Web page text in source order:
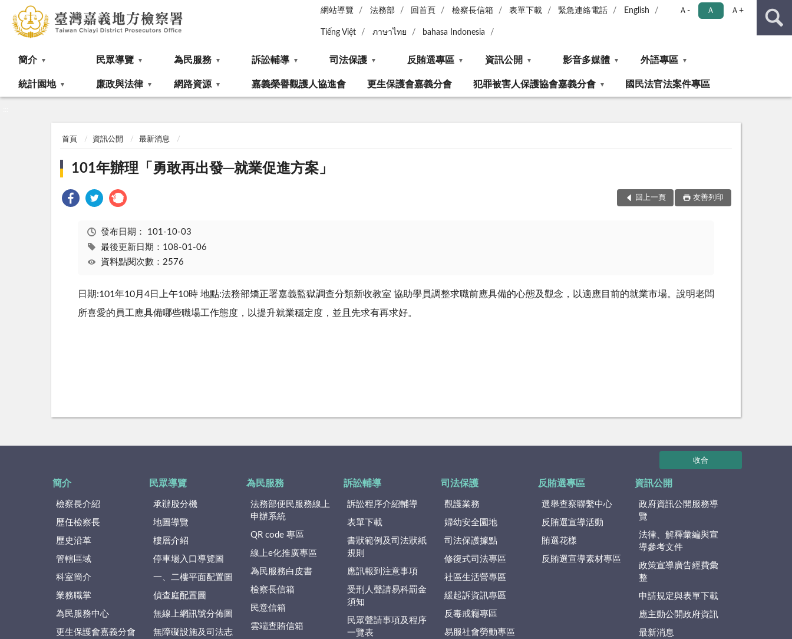
網站導覽 法務部 回首頁 檢察長信箱 表單下載 緊急連絡電話 English
Tiếng Việt ภาษาไทย bahasa Indonesia
Ａ- Ａ Ａ+
簡介 民眾導覽 為民服務 訴訟輔導 司法保護 反賄選專區 資訊公開 影音多媒體 外語專區
統計園地 廉政與法律 網路資源 嘉義榮譽觀護人協進會 更生保護會嘉義分會 犯罪被害人保護協會嘉義分會 國民法官法案件專區
首頁 資訊公開 最新消息
101年辦理「勇敢再出發─就業促進方案」
回上一頁 友善列印
發布日期： 101-10-03
最後更新日期：108-01-06
資料點閱次數：2576
日期:101年10月4日上午10時 地點:法務部矯正署嘉義監獄調查分類新收教室 協助學員調整求職前應具備的心態及觀念，以適應目前的就業市場。說明老闆
所喜愛的員工應具備哪些職場工作態度，以提升就業穩定度，並且先求有再求好。
收合
簡介
檢察長介紹
歷任檢察長
歷史沿革
管轄區域
科室簡介
業務職掌
為民服務中心
更生保護會嘉義分會
民眾導覽
承辦股分機
地圖導覽
樓層介紹
停車場入口導覽圖
一、二樓平面配置圖
偵查庭配置圖
無線上網訊號分佈圖
無障礙設施及司法志
為民服務
法務部便民服務線上
申辦系統
QR code 專區
線上e化推廣專區
為民服務白皮書
檢察長信箱
民意信箱
雲端查賄信箱
訴訟輔導
訴訟程序介紹輔導
表單下載
書狀範例及司法狀紙
規則
應訊報到注意事項
受刑人聲請易科罰金
須知
民眾聲請事項及程序
一覽表
司法保護
觀護業務
婦幼安全園地
司法保護據點
修復式司法專區
社區生活營專區
緩起訴資訊專區
反毒戒癮專區
易服社會勞動專區
反賄選專區
選舉查察聯繫中心
反賄選宣導活動
賄選花樣
反賄選宣導素材專區
資訊公開
政府資訊公開服務導
覽
法律、解釋彙編與宣
導參考文件
政策宣導廣告經費彙
整
申請規定與表單下載
應主動公開政府資訊
最新消息